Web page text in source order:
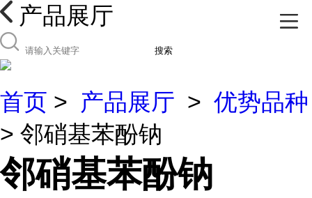
产品展厅
搜索
首页 > 产品展厅 > 优势品种
> 邻硝基苯酚钠
邻硝基苯酚钠